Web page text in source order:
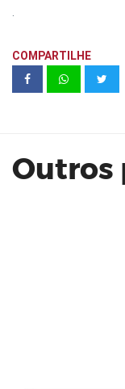
COMPARTILHE
Outros
Stand